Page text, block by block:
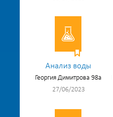
Анализ воды
Георгия Димитрова 98а
27/06/2023